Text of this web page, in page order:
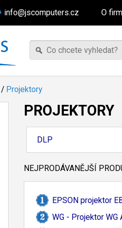
info@jscomputers.cz O
/ Projektory
PROJEKTORY
DLP
NEJPRODÁVANĚJŠÍ
EPSON projektor
WG - Projektor